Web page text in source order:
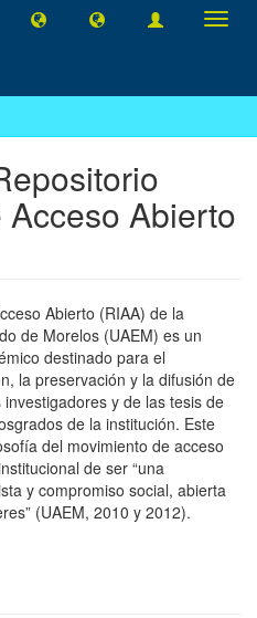
Abierto
Abierto (RIAA) de la
de Morelos (UAEM) es un
destinado para el
la preservación y la difusión de
y de las tesis de
de la institución. Este
del movimiento de acceso
de ser “una
y compromiso social, abierta
(UAEM, 2010 y 2012).